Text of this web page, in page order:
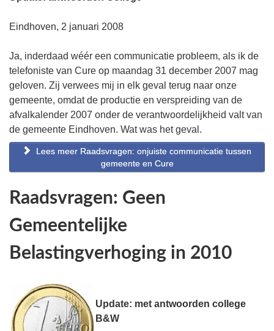
Eindhoven, 2 januari 2008
Ja, inderdaad wéér een communicatie probleem, als ik de
telefoniste van Cure op maandag 31 december 2007 mag
geloven. Zij verwees mij in elk geval terug naar onze
gemeente, omdat de productie en verspreiding van de
afvalkalender 2007 onder de verantwoordelijkheid valt van
de gemeente Eindhoven. Wat was het geval.
Lees meer Raadsvragen: onjuiste communicatie tussen
gemeente en Cure
Raadsvragen: Geen
Gemeentelijke
Belastingverhoging in 2010
Update: met antwoorden college
B&W